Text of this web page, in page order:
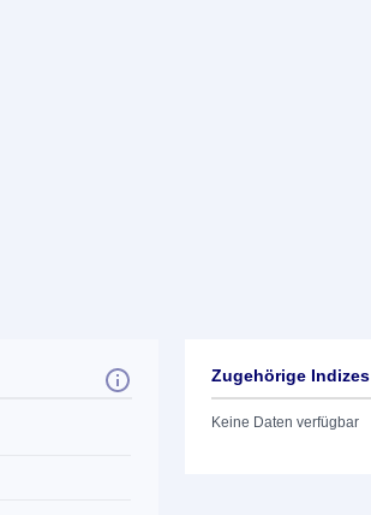
Zugehörige Indizes
Keine Daten verfügbar